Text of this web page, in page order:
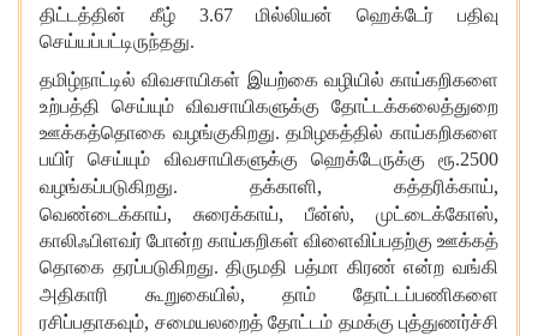
திட்டத்தின் கீழ் 3.67 மில்லியன் ஹெக்டேர் பதிவு
செய்யப்பட்டிருந்தது.
தமிழ்நாட்டில் விவசாயிகள் இயற்கை வழியில் காய்கறிகளை
உற்பத்தி செய்யும் விவசாயிகளுக்கு தோட்டக்கலைத்துறை
ஊக்கத்தொகை வழங்குகிறது. தமிழகத்தில் காய்கறிகளை
பயிர் செய்யும் விவசாயிகளுக்கு ஹெக்டேருக்கு ரூ.2500
வழங்கப்படுகிறது. தக்காளி, கத்தரிக்காய்,
வெண்டைக்காய், சுரைக்காய், பீன்ஸ், முட்டைக்கோஸ்,
காலிஃபிளவர் போன்ற காய்கறிகள் விளைவிப்பதற்கு ஊக்கத்
தொகை தரப்படுகிறது. திருமதி பத்மா கிரண் என்ற வங்கி
அதிகாரி கூறுகையில்,
தாம் தோட்டப்பணிகளை
ரசிப்பதாகவும், சமையலறைத் தோட்டம் தமக்கு புத்துணர்ச்சி